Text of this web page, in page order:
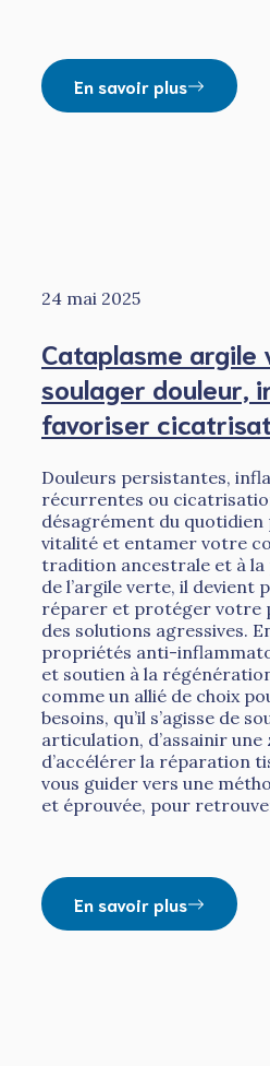
En savoir plus
24 mai 2025
Cataplasme argile
soulager douleur,
favoriser
Douleurs persistantes,
récurrentes ou
désagrément du
vitalité et entamer votre
tradition ancestrale et à la
de l’argile verte, il devient
réparer et protéger votre
des solutions agressives.
propriétés anti-
et soutien à la
comme un allié de choix
besoins, qu’il s’agisse de
articulation, d’assainir une
d’accélérer la réparation
vous guider vers une
et éprouvée, pour
En savoir plus